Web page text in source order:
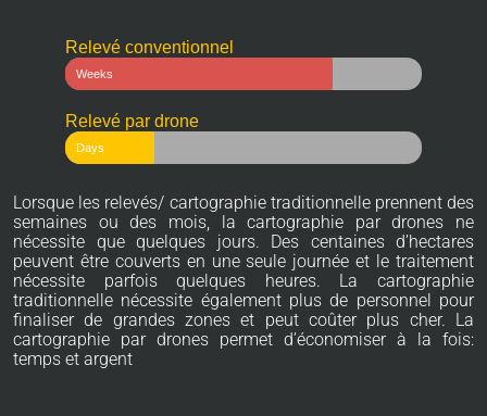
Relevé conventionnel
Weeks
Relevé par drone
Days
Lorsque les relevés/ cartographie traditionnelle prennent des
semaines ou des mois, la cartographie par drones ne
nécessite que quelques jours. Des centaines d’hectares
peuvent être couverts en une seule journée et le traitement
nécessite parfois quelques heures. La cartographie
traditionnelle nécessite également plus de personnel pour
finaliser de grandes zones et peut coûter plus cher. La
cartographie par drones permet d’économiser à la fois:
temps et argent